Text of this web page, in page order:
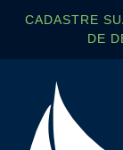
CADASTRE
DE